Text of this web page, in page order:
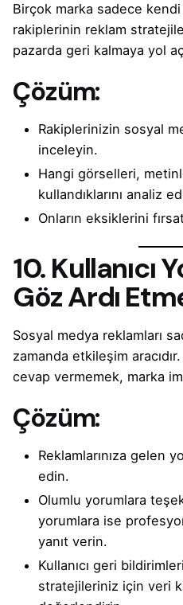
Birçok marka sadece
rakiplerinin reklam
pazarda geri kalmaya yol
Çözüm:
Rakiplerinizin sosyal
inceleyin.
Hangi görselleri,
kullandıklarını analiz
Onların eksiklerini
10. Kullanıcı
Göz Ardı
Sosyal medya reklamları
zamanda etkileşim aracıdır.
cevap vermemek, marka
Çözüm:
Reklamlarınıza gelen
edin.
Olumlu yorumlara
yorumlara ise
yanıt verin.
Kullanıcı geri
stratejileriniz için veri